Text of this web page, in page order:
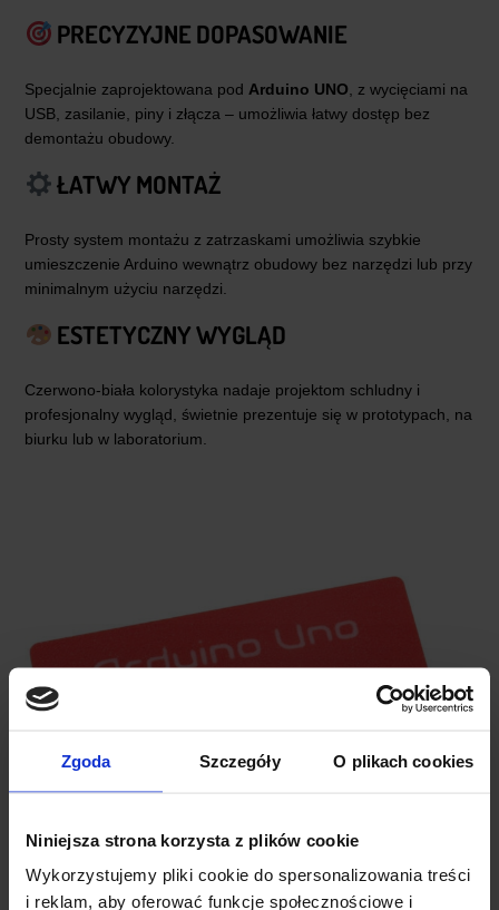
Zgoda Szczegóły O plikach cookies
Niniejsza strona korzysta z plików cookie
Wykorzystujemy pliki cookie do spersonalizowania treści
i reklam, aby oferować funkcje społecznościowe i
PRECYZYJNE DOPASOWANIE
Specjalnie zaprojektowana pod Arduino UNO , z wycięciami na
USB, zasilanie, piny i złącza – umożliwia łatwy dostęp bez
demontażu obudowy.
ŁATWY MONTAŻ
Prosty system montażu z zatrzaskami umożliwia szybkie
umieszczenie Arduino wewnątrz obudowy bez narzędzi lub przy
minimalnym użyciu narzędzi.
ESTETYCZNY WYGLĄD
Czerwono-biała kolorystyka nadaje projektom schludny i
profesjonalny wygląd, świetnie prezentuje się w prototypach, na
biurku lub w laboratorium.